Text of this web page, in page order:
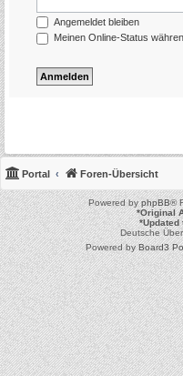
Angemeldet bleiben
Meinen Online-Status
Portal Foren-Übersicht
Powered byphpBB®
*Original
*
Deutsche
Powered byBoard3